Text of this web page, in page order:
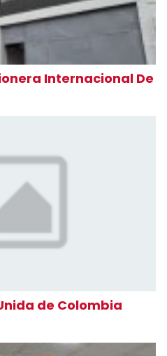
Internacional De
de Colombia